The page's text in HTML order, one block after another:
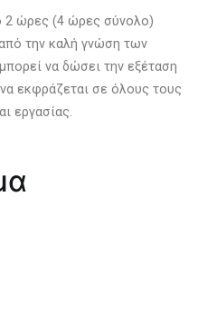
2 ώρες (4 ώρες σύνολο)
την καλή γνώση των
να δώσει την εξέταση
εκφράζεται σε όλους τους
εργασίας.